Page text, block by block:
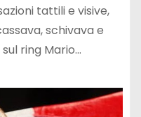
tattili e visive,
schivava e
ring Mario…